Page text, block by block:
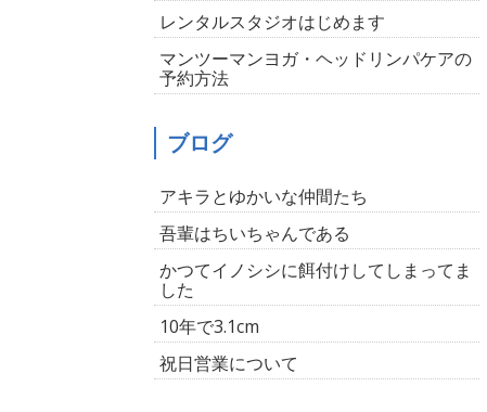
レンタルスタジオはじめます
マンツーマンヨガ・ヘッドリンパケアの
予約方法
ブログ
アキラとゆかいな仲間たち
吾輩はちいちゃんである
かつてイノシシに餌付けしてしまってま
した
10年で3.1cm
祝日営業について